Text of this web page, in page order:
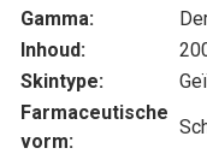
Gamma:
Inhoud:
Skintype:
Farmaceutische
vorm: